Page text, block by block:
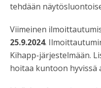
tehdään
Viimeinen
25.9.2024.
Kihapp-järjestelmään.
hoitaa kuntoon hyvissä